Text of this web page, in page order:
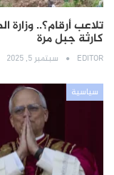
تلاعب أرقام؟..
كارثة جبل مرة
EDITOR سبتمبر 5, 2025
سياسية